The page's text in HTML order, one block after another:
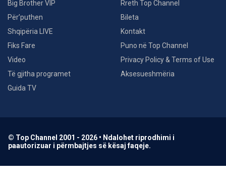
Big Brother VIP
Për’puthen
Shqipëria LIVE
Fiks Fare
Video
Të gjitha programet
Guida TV
Rreth Top Channel
Bileta
Kontakt
Puno në Top Channel
Privacy Policy & Terms of Use
Aksesueshmëria
© Top Channel 2001 - 2026 • Ndalohet riprodhimi i
paautorizuar i përmbajtjes së kësaj faqeje.